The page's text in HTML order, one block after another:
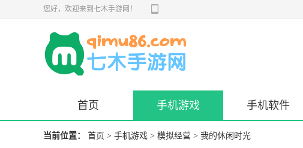
您好，欢迎来到七木手游网！
首页 手机游戏 手机软件
当前位置： 首页 > 手机游戏 > 模拟经营 > 我的休闲时光